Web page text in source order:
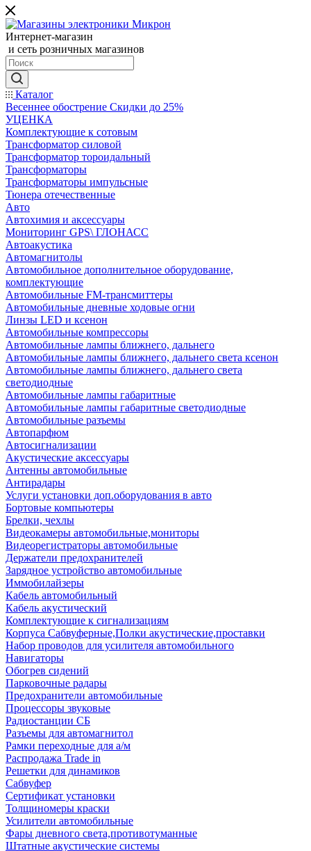
Интернет-магазин
и сеть розничных магазинов
Каталог
Весеннее обострение Скидки до 25%
УЦЕНКА
Комплектующие к сотовым
Трансформатор силовой
Трансформатор тороидальный
Трансформаторы
Трансформаторы импульсные
Тюнера отечественные
Авто
Автохимия и аксессуары
Мониторинг GPS\ ГЛОНАСС
Автоакустика
Автомагнитолы
Автомобильное дополнительное оборудование,
комплектующие
Автомобильные FM-трансмиттеры
Автомобильные дневные ходовые огни
Линзы LED и ксенон
Автомобильные компрессоры
Автомобильные лампы ближнего, дальнего
Автомобильные лампы ближнего, дальнего света ксенон
Автомобильные лампы ближнего, дальнего света
светодиодные
Автомобильные лампы габаритные
Автомобильные лампы габаритные светодиодные
Автомобильные разъемы
Автопарфюм
Автосигнализации
Акустические аксессуары
Антенны автомобильные
Антирадары
Услуги установки доп.оборудования в авто
Бортовые компьютеры
Брелки, чехлы
Видеокамеры автомобильные,мониторы
Видеорегистраторы автомобильные
Держатели предохранителей
Зарядное устройство автомобильные
Иммобилайзеры
Кабель автомобильный
Кабель акустический
Комплектующие к сигнализациям
Корпуса Сабвуферные,Полки акустические,проставки
Набор проводов для усилителя автомобильного
Навигаторы
Обогрев сидений
Парковочные радары
Предохранители автомобильные
Процессоры звуковые
Радиостанции СБ
Разъемы для автомагнитол
Рамки переходные для а/м
Распродажа Trade in
Решетки для динамиков
Сабвуфер
Сертификат установки
Толщиномеры краски
Усилители автомобильные
Фары дневного света,противотуманные
Штатные акустические системы